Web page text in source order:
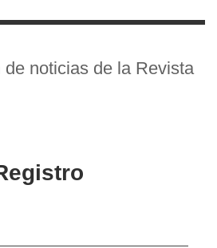
noticias de la Revista